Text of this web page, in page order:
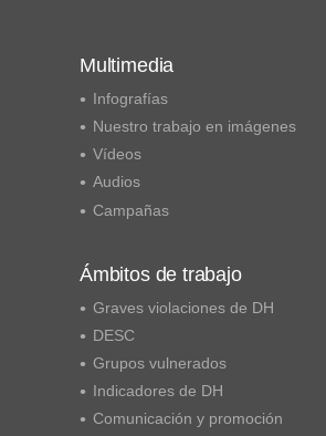
Multimedia
Infografías
Nuestro trabajo en imágenes
Vídeos
Audios
Campañas
Ámbitos de trabajo
Graves violaciones de DH
DESC
Grupos vulnerados
Indicadores de DH
Comunicación y promoción